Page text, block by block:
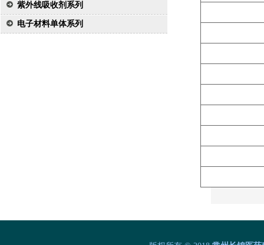
紫外线吸收剂系列
电子材料单体系列